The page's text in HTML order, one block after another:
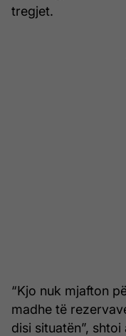
tregjet.
“Kjo nuk mjafton
madhe të
disi situatën”, shtoi